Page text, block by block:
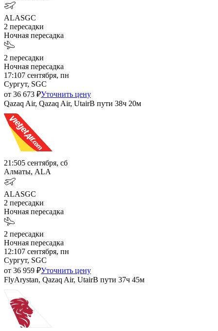
ALASGC
2 пересадки
Ночная пересадка
2 пересадки
Ночная пересадка
17:107 сентября, пн
Сургут, SGC
от 36 673 ₽Уточнить цену
Qazaq Air, Qazaq Air, UtairВ пути 38ч 20м
21:505 сентября, сб
Алматы, ALA
ALASGC
2 пересадки
Ночная пересадка
2 пересадки
Ночная пересадка
12:107 сентября, пн
Сургут, SGC
от 36 959 ₽Уточнить цену
FlyArystan, Qazaq Air, UtairВ пути 37ч 45м